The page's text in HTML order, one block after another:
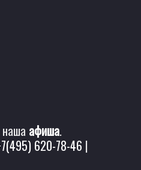
афиша.
620-78-46 |